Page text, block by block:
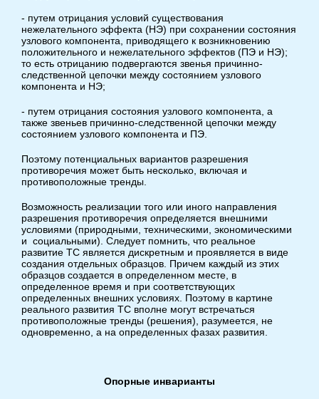
- путем отрицания условий существования
нежелательного эффекта (НЭ) при сохранении состояния
узлового компонента, приводящего к возникновению
положительного и нежелательного эффектов (ПЭ и НЭ);
то есть отрицанию подвергаются звенья причинно-
следственной цепочки между состоянием узлового
компонента и НЭ;
- путем отрицания состояния узлового компонента, а
также звеньев причинно-следственной цепочки между
состоянием узлового компонента и ПЭ.
Поэтому потенциальных вариантов разрешения
противоречия может быть несколько, включая и
противоположные тренды.
Возможность реализации того или иного направления
разрешения противоречия определяется внешними
условиями (природными, техническими, экономическими
и социальными). Следует помнить, что реальное
развитие ТС является дискретным и проявляется в виде
создания отдельных образцов. Причем каждый из этих
образцов создается в определенном месте, в
определенное время и при соответствующих
определенных внешних условиях. Поэтому в картине
реального развития ТС вполне могут встречаться
противоположные тренды (решения), разумеется, не
одновременно, а на определенных фазах развития.
Опорные инварианты